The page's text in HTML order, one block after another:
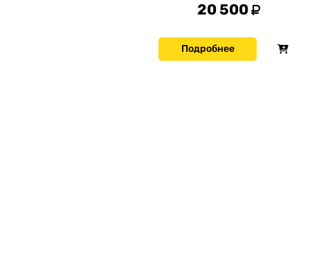
20 500
Подробнее